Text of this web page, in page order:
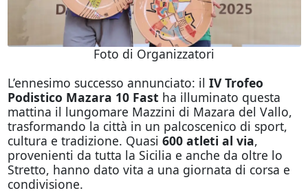
Foto di Organizzatori
L’ennesimo successo annunciato: il IV Trofeo
Podistico Mazara 10 Fast ha illuminato questa
mattina il lungomare Mazzini di Mazara del Vallo,
trasformando la città in un palcoscenico di sport,
cultura e tradizione. Quasi 600 atleti al via,
provenienti da tutta la Sicilia e anche da oltre lo
Stretto, hanno dato vita a una giornata di corsa e
condivisione.